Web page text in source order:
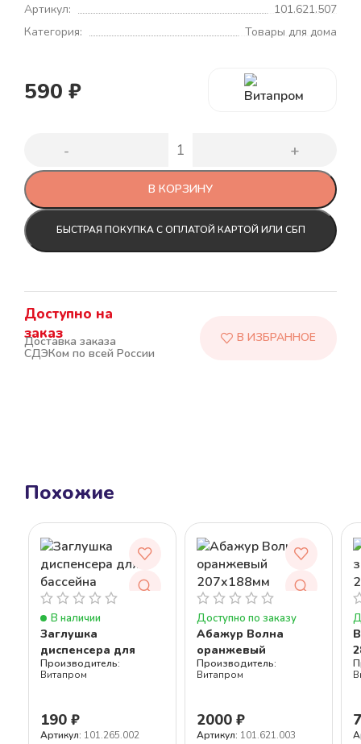
590 ₽
Доступно на
заказ
В КОРЗИНУ
БЫСТРАЯ ПОКУПКА С ОПЛАТОЙ КАРТОЙ ИЛИ СБП
Доставка заказа
СДЭКом по всей России
Артикул:
101.621.507
Категория:
Товары для дома
Похожие
Заглушка
диспенсера для
бассейна
Витапром
В наличии
190 ₽
Артикул: 101.265.002
Абажур Волна
оранжевый
207×188мм
Витапром
Доступно по заказу
2000 ₽
Артикул: 101.621.003